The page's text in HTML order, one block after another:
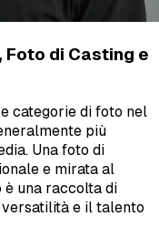
di Casting e
categorie di foto nel
più
Una foto di
e mirata al
una raccolta di
e il talento